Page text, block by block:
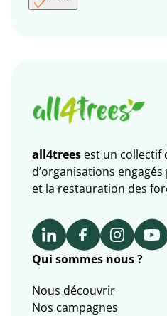
all4trees est un collectif
d’organisations
et la restauration des
Qui sommes nous ?
Nous découvrir
Nos campagnes